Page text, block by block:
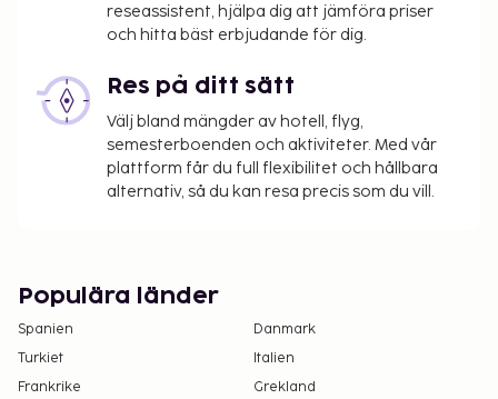
reseassistent, hjälpa dig att jämföra priser
och hitta bäst erbjudande för dig.
Res på ditt sätt
Välj bland mängder av hotell, flyg,
semesterboenden och aktiviteter. Med vår
plattform får du full flexibilitet och hållbara
alternativ, så du kan resa precis som du vill.
Populära länder
Spanien
Danmark
Turkiet
Italien
Frankrike
Grekland